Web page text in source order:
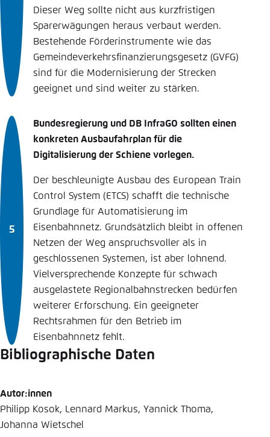
Dieser Weg sollte nicht aus kurzfristigen
Sparerwägungen heraus verbaut werden.
Bestehende Förderinstrumente wie das
Gemeindeverkehrsfinanzierungsgesetz (GVFG)
sind für die Modernisierung der Strecken
geeignet und sind weiter zu stärken.
Bundesregierung und DB InfraGO sollten einen
konkreten Ausbaufahrplan für die
Digitalisierung der Schiene vorlegen.
Der beschleunigte Ausbau des European Train
Control System (ETCS) schafft die technische
Grundlage für Automatisierung im
Eisenbahnnetz. Grundsätzlich bleibt in offenen
Netzen der Weg anspruchsvoller als in
geschlossenen Systemen, ist aber lohnend.
Vielversprechende Konzepte für schwach
ausgelastete Regionalbahnstrecken bedürfen
weiterer Erforschung. Ein geeigneter
Rechtsrahmen für den Betrieb im
Eisenbahnnetz fehlt.
Bibliographische Daten
Autor:innen
Philipp Kosok, Lennard Markus, Yannick Thoma,
Johanna Wietschel